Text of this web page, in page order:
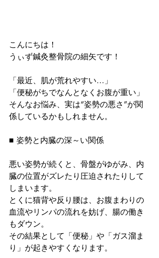
こんにちは！
うぃず鍼灸整骨院の細矢です！
「最近、肌が荒れやすい…」
「便秘がちでなんとなくお腹が重い」
そんなお悩み、実は“姿勢の悪さ”が関
係しているかもしれません。
■ 姿勢と内臓の深～い関係
悪い姿勢が続くと、骨盤がゆがみ、内
臓の位置がズレたり圧迫されたりして
しまいます。
とくに猫背や反り腰は、お腹まわりの
血流やリンパの流れを妨げ、腸の働き
もダウン。
その結果として「便秘」や「ガス溜ま
り」が起きやすくなります。